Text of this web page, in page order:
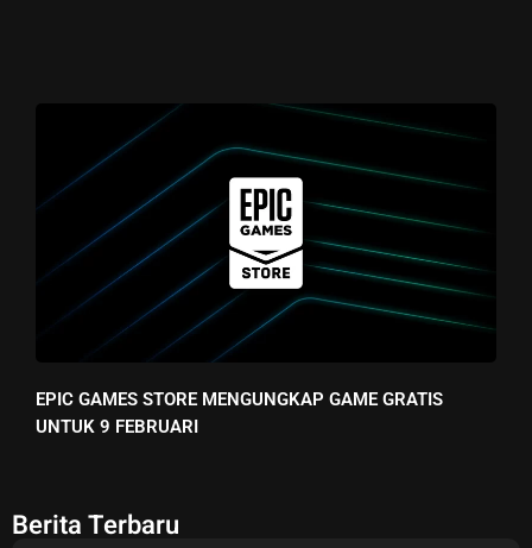
EPIC GAMES STORE MENGUNGKAP GAME GRATIS
UNTUK 9 FEBRUARI
Berita Terbaru